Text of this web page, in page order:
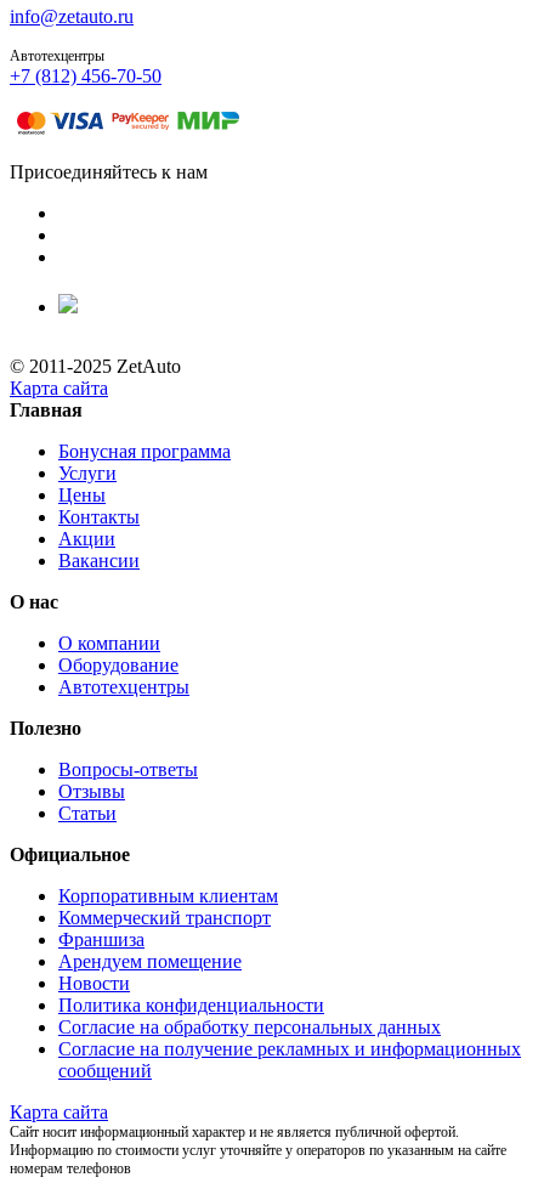
info@zetauto.ru
Автотехцентры
+7 (812) 456-70-50
Присоединяйтесь к нам
© 2011-2025 ZetAuto
Карта сайта
Главная
Бонусная программа
Услуги
Цены
Контакты
Акции
Вакансии
О нас
О компании
Оборудование
Автотехцентры
Полезно
Вопросы-ответы
Отзывы
Статьи
Официальное
Корпоративным клиентам
Коммерческий транспорт
Франшиза
Арендуем помещение
Новости
Политика конфиденциальности
Согласие на обработку персональных данных
Согласие на получение рекламных и информационных
сообщений
Карта сайта
Сайт носит информационный характер и не является публичной офертой.
Информацию по стоимости услуг уточняйте у операторов по указанным на сайте
номерам телефонов